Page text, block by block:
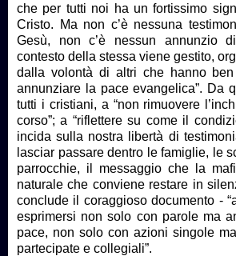
che per tutti noi ha un fortissimo
Cristo. Ma non c’è nessuna
Gesù, non c’è nessun annunzio
contesto della stessa viene gestito,
dalla volontà di altri che hanno
annunziare la pace evangelica”. Da
tutti i cristiani, a “non rimuovere
corso”; a “riflettere su come il
incida sulla nostra libertà di
lasciar passare dentro le famiglie, le
parrocchie, il messaggio che la
naturale che conviene restare in
conclude il coraggioso documento -
esprimersi non solo con parole ma
pace, non solo con azioni singole
partecipate e collegiali”.